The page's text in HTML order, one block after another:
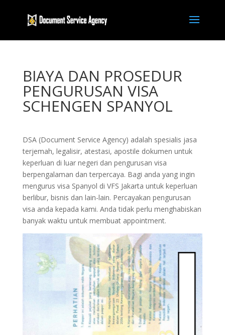
BIAYA DAN PROSEDUR
PENGURUSAN VISA
SCHENGEN SPANYOL
DSA (Document Service Agency) adalah spesialis jasa
terjemah, legalisir, atestasi, apostile dokumen untuk
keperluan di luar negeri dan pengurusan visa
berpengalaman dan terpercaya. Bagi anda yang ingin
mengurus visa Spanyol di VFS Jakarta untuk keperluan
berlibur, bisnis dan lain-lain. Percayakan pengurusan
visa anda kepada kami. Anda tidak perlu menghabiskan
banyak waktu untuk membuat appointment.